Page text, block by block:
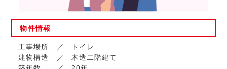
物件情報
工事場所
トイレ
建物構造
木造二階建て